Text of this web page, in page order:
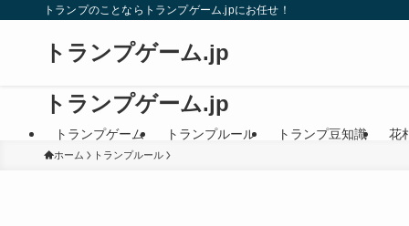
トランプのことならトランプゲーム.jpにお任せ！
トランプゲーム.jp
トランプゲーム.jp
トランプゲーム トランプルール トランプ豆知識 花
ホーム トランプルール